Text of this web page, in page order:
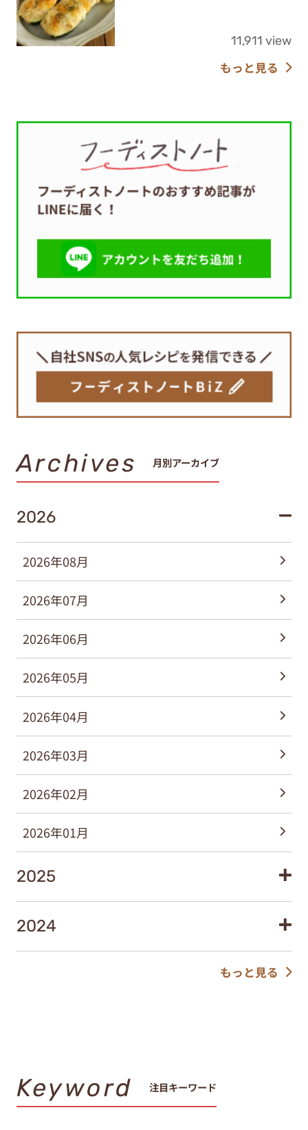
11,911 view
もっと見る
Archives 月別アーカイブ
2026
2026年08月
2026年07月
2026年06月
2026年05月
2026年04月
2026年03月
2026年02月
2026年01月
2025
2024
もっと見る
Keyword 注目キーワード